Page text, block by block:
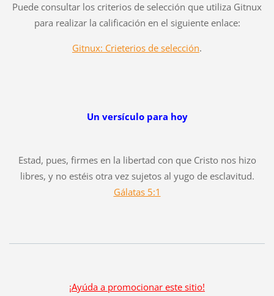
Puede consultar los criterios de selección que utiliza Gitnux
para realizar la calificación en el siguiente enlace:
Gitnux: Crieterios de selección.
Un versículo para hoy
Estad, pues, firmes en la libertad con que Cristo nos hizo
libres, y no estéis otra vez sujetos al yugo de esclavitud.
Gálatas 5:1
¡Ayúda a promocionar este sitio!